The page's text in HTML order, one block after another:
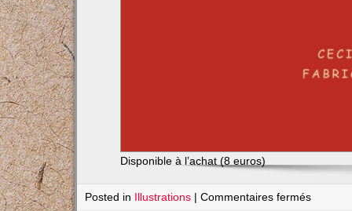
Disponible à l’achat (8 euros)
Posted in Illustrations |Commentaires ferméssur